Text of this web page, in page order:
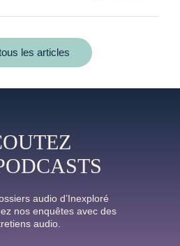
les articles
audio d’Inexploré
nos enquêtes avec des
audio.